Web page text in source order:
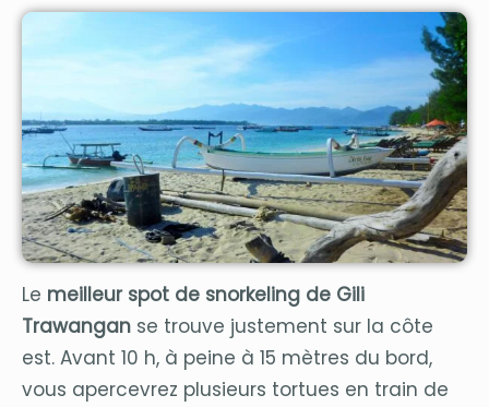
Le meilleur spot de snorkeling de Gili
Trawangan se trouve justement sur la côte
est. Avant 10 h, à peine à 15 mètres du bord,
vous apercevrez plusieurs tortues en train de